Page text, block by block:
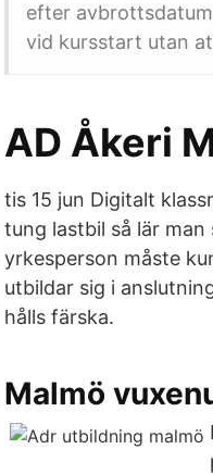
efter
vid kursstart utan
AD Åkeri
tis 15 jun Digitalt
tung lastbil så lär
yrkesperson måste
utbildar sig i
hålls färska.
Malmö